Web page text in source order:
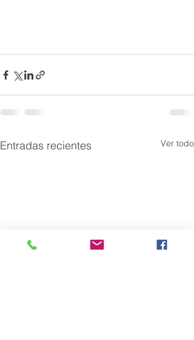
Entradas recientes Ver todo